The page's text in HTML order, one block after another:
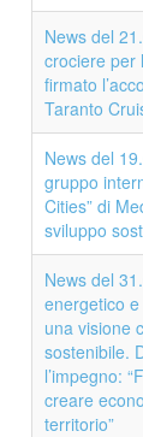
News del
crociere per
firmato
Taranto
News del
gruppo
Cities” di
sviluppo
News del
energetico
una visione
sostenibile.
l’impegno:
creare
territorio”